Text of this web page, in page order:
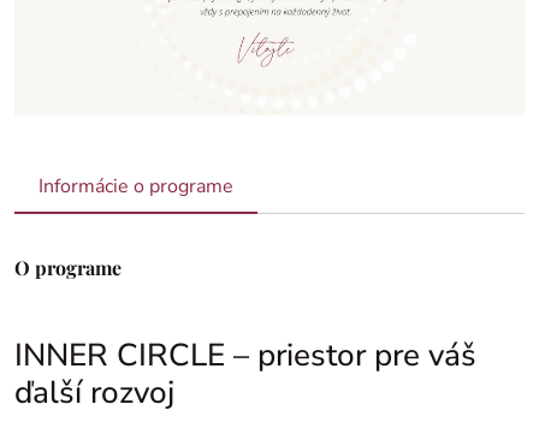
Informácie o programe
O programe
INNER CIRCLE – priestor pre váš
ďalší rozvoj